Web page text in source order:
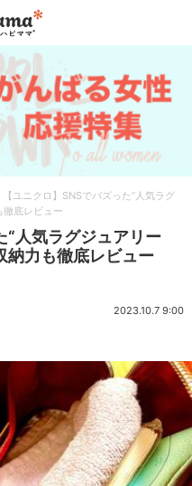
【ユニクロ】SNSでバズった“人気ラグ
底レビュー
“人気ラグジュアリー
納力も徹底レビュー
2023.10.7 9:00